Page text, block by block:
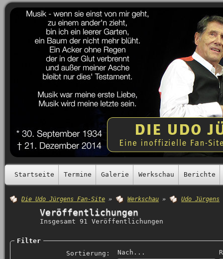
Startseite Termine Galerie Werkschau Berichte
Die Udo Jürgens Fan-Site » Werkschau » Udo Jürgens
Veröffentlichungen
Insgesamt 91 Veröffentlichungen
Filter
Sortierung:
Nach...